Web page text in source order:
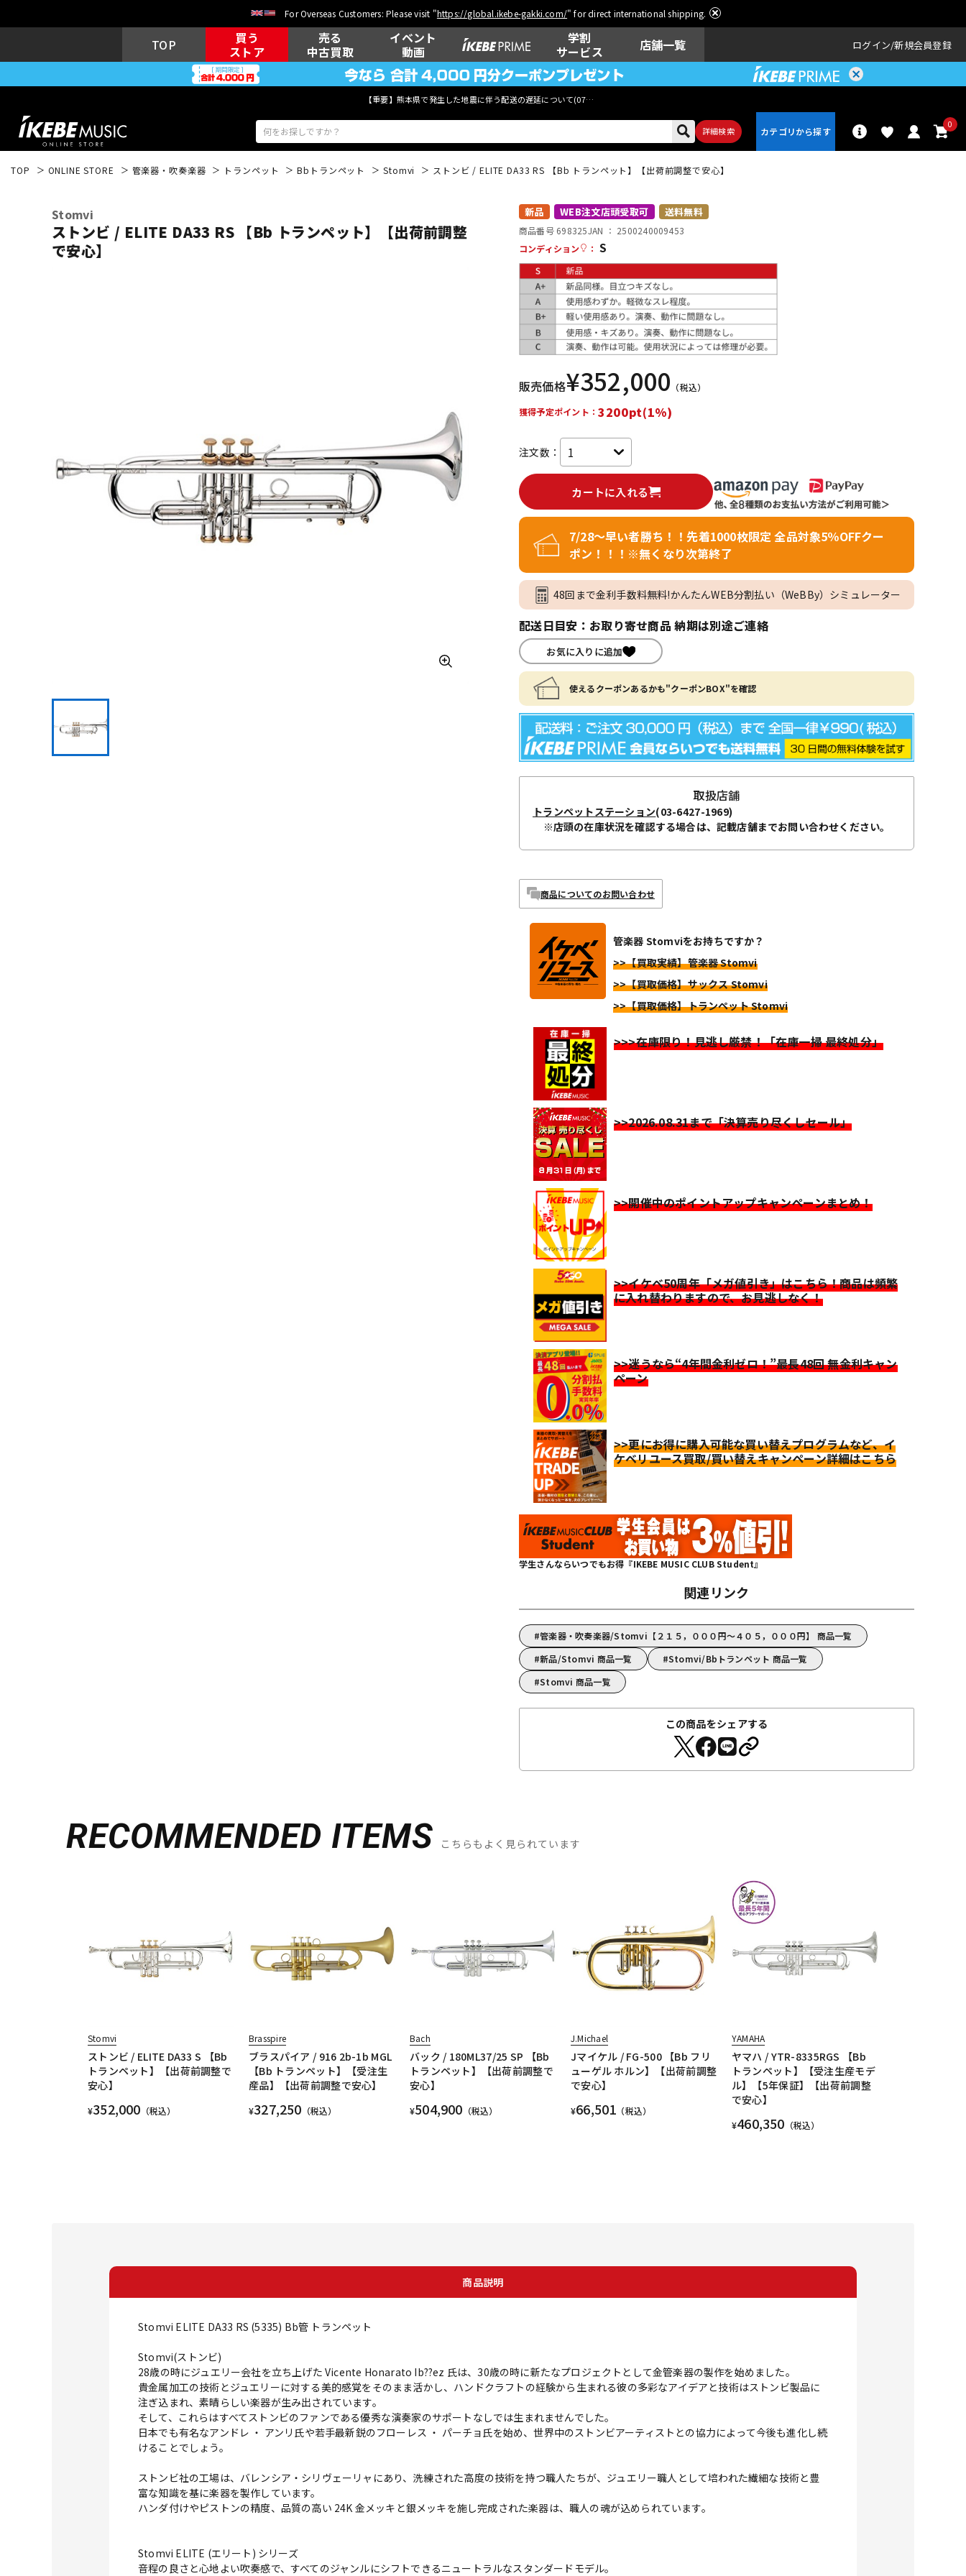
For Overseas Customers: Please visit "https://global.ikebe-gakki.com/" for direct international shipping.
TOP
買う
ストア
売る
中古買取
イベント
動画
学割
サービス
店舗一覧 ログイン 新規会員登録
【重要】熊本県で発生した地震に伴う配送の遅延について(07月29日
詳細検索
0
ウクレレ ドラム
その他楽器
レコーディン
グ機器
配信/ライブ
機器
TOP ONLINE STORE 管楽器・吹奏楽器 トランペット Bbトランペット Stomvi ストンビ / ELITE DA33 RS 【Bb トランペット】【出荷前調整で安心】
Stomvi
ストンビ / ELITE DA33 RS 【Bb トランペット】【出荷前調整
で安心】
新品 WEB注文店頭受取可 送料無料
商品番号 698325JAN ： 2500240009453
コンディション
： S
販売価格¥352,000 （税込）
獲得予定ポイント：3200pt(1%)
注文数：
カートに入れる
7/28～早い者勝ち！！先着1000枚限定 全品対象5％OFFクー
ポン！！！※無くなり次第終了
48回まで金利手数料無料!かんたんWEB分割払い（WeBBy）シミュレーター
配送日目安：お取り寄せ商品 納期は別途ご連絡
お気に入りに追加
使えるクーポンあるかも"クーポンBOX"を確認
取扱店舗
トランペットステーション(03-6427-1969)
※店頭の在庫状況を確認する場合は、記載店舗までお問い合わせください。
商品についてのお問い合わせ
管楽器 Stomviをお持ちですか？
>>【買取実績】管楽器 Stomvi
>>【買取価格】サックス Stomvi
>>【買取価格】トランペット Stomvi
>>>在庫限り！見逃し厳禁！「在庫一掃 最終処分」
>>2026.08.31まで「決算売り尽くしセール」
>>開催中のポイントアップキャンペーンまとめ！
>>イケベ50周年「メガ値引き」はこちら！商品は頻繁
に入れ替わりますので、お見逃しなく！
>>迷うなら“4年間金利ゼロ！”最長48回 無金利キャン
ペーン
>>更にお得に購入可能な買い替えプログラムなど、イ
ケベリユース買取/買い替えキャンペーン詳細はこちら
学生さんならいつでもお得『IKEBE MUSIC CLUB Student』
関連リンク
管楽器・吹奏楽器/Stomvi【２１５，０００円～４０５，０００円】 商品一覧
新品/Stomvi 商品一覧
Stomvi/Bbトランペット 商品一覧
Stomvi 商品一覧
この商品をシェアする
RECOMMENDED ITEMS こちらもよく見られています
Stomvi
ストンビ / ELITE DA33 S 【Bb
トランペット】【出荷前調整で
安心】
¥352,000 （税込）
Brasspire
ブラスパイア / 916 2b-1b MGL
【Bb トランペット】【受注生
産品】【出荷前調整で安心】
¥327,250 （税込）
Bach
バック / 180ML37/25 SP 【Bb
トランペット】【出荷前調整で
安心】
¥504,900 （税込）
J.Michael
Jマイケル / FG-500 【Bb フリ
ューゲル ホルン】【出荷前調整
で安心】
¥66,501 （税込）
YAMAHA
ヤマハ / YTR-8335RGS 【Bb
トランペット】【受注生産モデ
ル】【5年保証】【出荷前調整
で安心】
¥460,350 （税込）
商品説明
Stomvi ELITE DA33 RS (5335) Bb管 トランペット
Stomvi(ストンビ)
28歳の時にジュエリー会社を立ち上げた Vicente Honarato Ib??ez 氏は、30歳の時に新たなプロジェクトとして金管楽器の製作を始めました。
貴金属加工の技術とジュエリーに対する美的感覚をそのまま活かし、ハンドクラフトの経験から生まれる彼の多彩なアイデアと技術はストンビ製品に
注ぎ込まれ、素晴らしい楽器が生み出されています。
そして、これらはすべてストンビのファンである優秀な演奏家のサポートなしでは生まれませんでした。
日本でも有名なアンドレ ・ アンリ氏や若手最新鋭のフローレス ・ パーチョ氏を始め、世界中のストンビアーティストとの協力によって今後も進化し続
けることでしょう。
ストンビ社の工場は、バレンシア・シリヴェーリャにあり、洗練された高度の技術を持つ職人たちが、ジュエリー職人として培われた繊細な技術と豊
富な知識を基に楽器を製作しています。
ハンダ付けやピストンの精度、品質の高い 24K 金メッキと銀メッキを施し完成された楽器は、職人の魂が込められています。
Stomvi ELITE (エリート) シリーズ
音程の良さと心地よい吹奏感で、すべてのジャンルにシフトできるニュートラルなスタンダードモデル。